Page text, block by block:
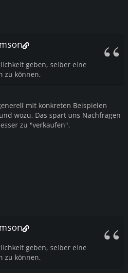
geben, selber eine
zu können.
mit konkreten Beispielen
wozu. Das spart uns Nachfragen
zu "verkaufen".
geben, selber eine
zu können.